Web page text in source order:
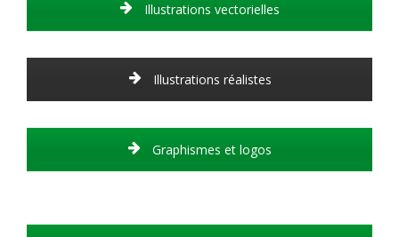
Illustrations vectorielles
Illustrations réalistes
Graphismes et logos